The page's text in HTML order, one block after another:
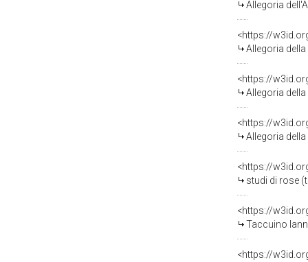
Allegoria
<https://
Allegoria della
<https://
Allegoria della
<https://
Allegoria della
<https://
studi di rose
<https://
Taccuino
<https://